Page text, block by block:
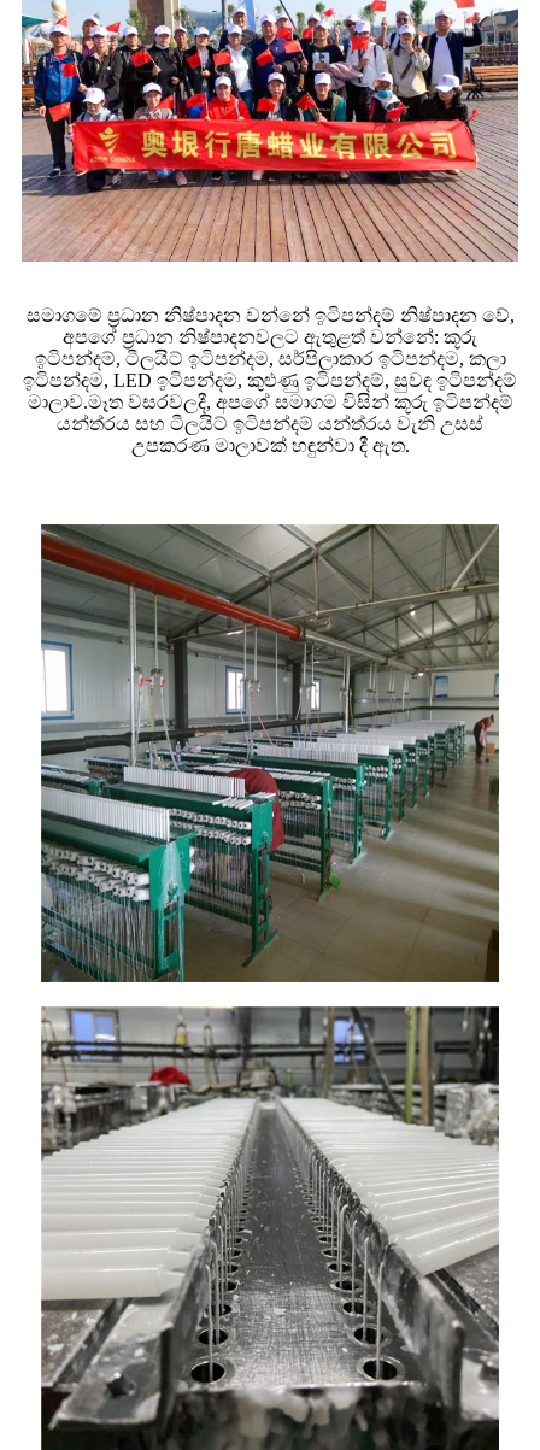
සමාගමේ ප්‍රධාන නිෂ්පාදන වන්නේ ඉටිපන්දම් නිෂ්පාදන වේ,
අපගේ ප්‍රධාන නිෂ්පාදනවලට ඇතුළත් වන්නේ: කූරු
ඉටිපන්දම්, ටීලයිට් ඉටිපන්දම, සර්පිලාකාර ඉටිපන්දම, කලා
ඉටිපන්දම, LED ඉටිපන්දම, කුළුණු ඉටිපන්දම්, සුවඳ ඉටිපන්දම්
මාලාව.මෑත වසරවලදී, අපගේ සමාගම විසින් කූරු ඉටිපන්දම්
යන්ත්රය සහ ටීලයිට් ඉටිපන්දම් යන්ත්රය වැනි උසස්
උපකරණ මාලාවක් හඳුන්වා දී ඇත.